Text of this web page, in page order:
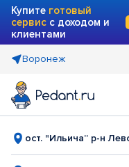
Купите готовый
сервис с доходом и
клиентами
Воронеж
ост. "Ильича” р-н